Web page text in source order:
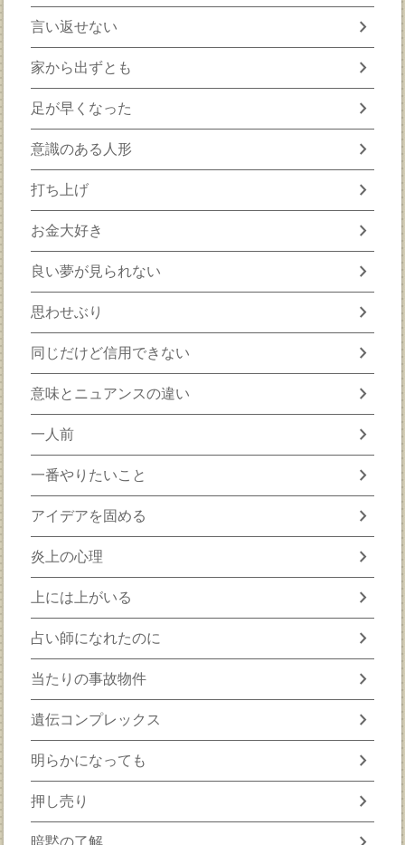
言い返せない chevron_right
家から出ずとも chevron_right
足が早くなった chevron_right
意識のある人形 chevron_right
打ち上げ chevron_right
お金大好き chevron_right
良い夢が見られない chevron_right
思わせぶり chevron_right
同じだけど信用できない chevron_right
意味とニュアンスの違い chevron_right
一人前 chevron_right
一番やりたいこと chevron_right
アイデアを固める chevron_right
炎上の心理 chevron_right
上には上がいる chevron_right
占い師になれたのに chevron_right
当たりの事故物件 chevron_right
遺伝コンプレックス chevron_right
明らかになっても chevron_right
押し売り chevron_right
暗黙の了解